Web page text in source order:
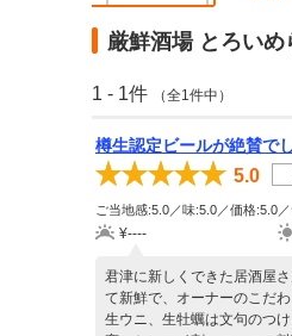
厳鮮酒場 とろい
1 - 1件 （全1件中）
樽生認定ビールが絶賛で
5.0
ご当地感:5.0／味:5.0／価格:5.0
¥----
君津に新しくできた居酒屋
て新鮮で、オーナーのこだわ
生ウニ、生牡蠣は文句のつ